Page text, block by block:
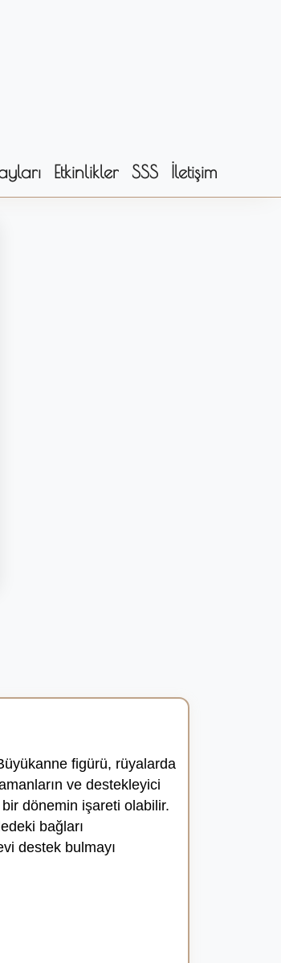
Etkinlikler SSS İletişim
figürü, rüyalarda
ve destekleyici
dönemin işareti olabilir.
bağları
destek bulmayı